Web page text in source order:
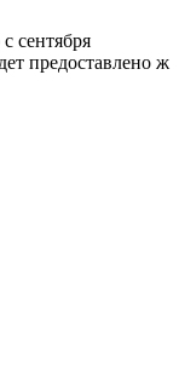
сентября
предоставлено ж